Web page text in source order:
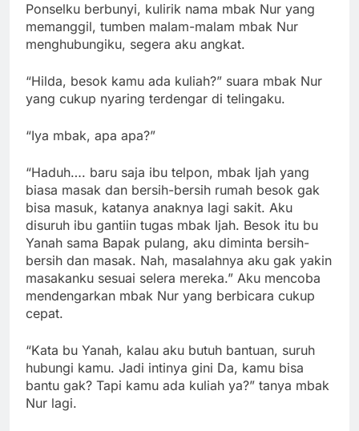
Ponselku berbunyi, kulirik nama mbak Nur yang
memanggil, tumben malam-malam mbak Nur
menghubungiku, segera aku angkat.
“Hilda, besok kamu ada kuliah?” suara mbak Nur
yang cukup nyaring terdengar di telingaku.
“Iya mbak, apa apa?”
“Haduh…. baru saja ibu telpon, mbak Ijah yang
biasa masak dan bersih-bersih rumah besok gak
bisa masuk, katanya anaknya lagi sakit. Aku
disuruh ibu gantiin tugas mbak Ijah. Besok itu bu
Yanah sama Bapak pulang, aku diminta bersih-
bersih dan masak. Nah, masalahnya aku gak yakin
masakanku sesuai selera mereka.” Aku mencoba
mendengarkan mbak Nur yang berbicara cukup
cepat.
“Kata bu Yanah, kalau aku butuh bantuan, suruh
hubungi kamu. Jadi intinya gini Da, kamu bisa
bantu gak? Tapi kamu ada kuliah ya?” tanya mbak
Nur lagi.